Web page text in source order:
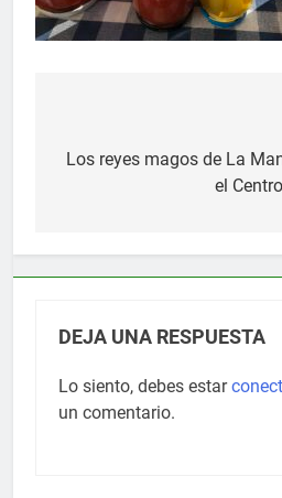
de
Los reyes magos de La
el
DEJA UNA RESPUESTA
Lo siento, debes estar
un comentario.